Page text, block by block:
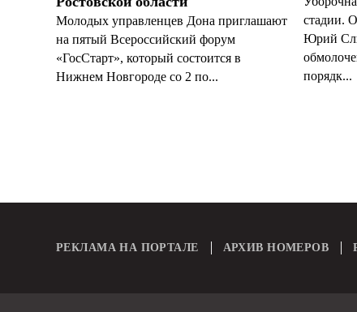
Молодых управленцев Дона приглашают
на пятый Всероссийский форум
«ГосСтарт», который состоится в
Нижнем Новгороде со 2 по...
стадии.
Юрий
порядк...
РЕКЛАМА НА ПОРТАЛЕ АРХИВ НОМЕРОВ